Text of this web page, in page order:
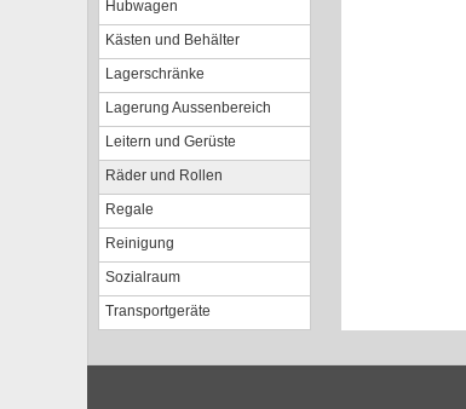
Hubwagen
Kästen und Behälter
Lagerschränke
Lagerung Aussenbereich
Leitern und Gerüste
Räder und Rollen
Regale
Reinigung
Sozialraum
Transportgeräte